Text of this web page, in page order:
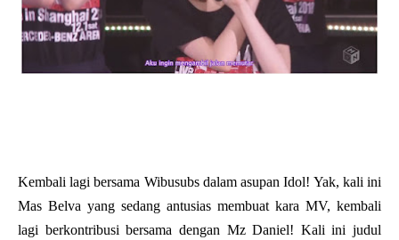
Kembali lagi bersama Wibusubs dalam asupan Idol! Yak, kali ini
Mas Belva yang sedang antusias membuat kara MV, kembali
lagi berkontribusi bersama dengan Mz Daniel! Kali ini judul